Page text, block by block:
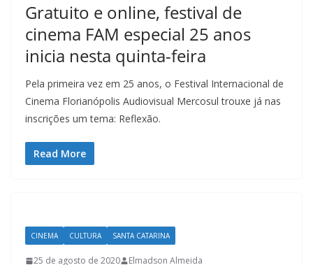
t
u
r
c
a
e
n
Gratuito e online, festival de
cinema FAM especial 25 anos
inicia nesta quinta-feira
Pela primeira vez em 25 anos, o Festival Internacional de
Cinema Florianópolis Audiovisual Mercosul trouxe já nas
inscrições um tema: Reflexão.
Read More
CINEMA CULTURA SANTA CATARINA
25 de agosto de 2020
Elmadson Almeida